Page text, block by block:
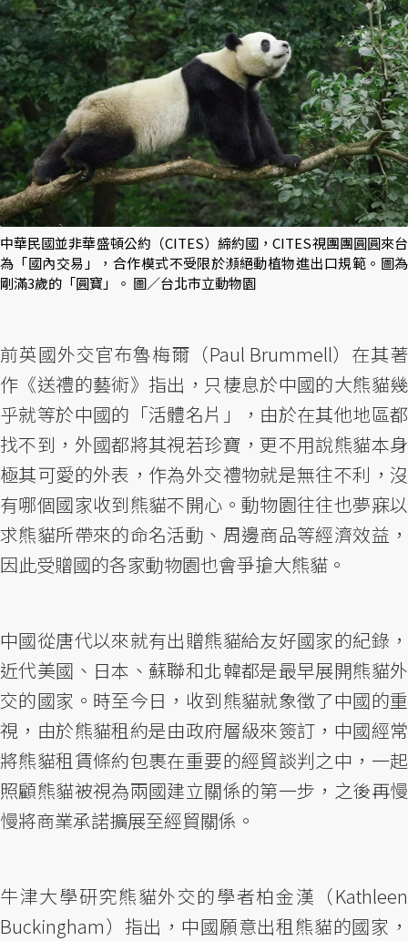
中華民國並非華盛頓公約（CITES）締約國，CITES視團團圓圓來台
為「國內交易」，合作模式不受限於瀕絕動植物進出口規範。圖為
剛滿3歲的「圓寶」。 圖／台北市立動物園
前英國外交官布魯梅爾（Paul Brummell）在其著
作《送禮的藝術》指出，只棲息於中國的大熊貓幾
乎就等於中國的「活體名片」，由於在其他地區都
找不到，外國都將其視若珍寶，更不用說熊貓本身
極其可愛的外表，作為外交禮物就是無往不利，沒
有哪個國家收到熊貓不開心。動物園往往也夢寐以
求熊貓所帶來的命名活動、周邊商品等經濟效益，
因此受贈國的各家動物園也會爭搶大熊貓。
中國從唐代以來就有出贈熊貓給友好國家的紀錄，
近代美國、日本、蘇聯和北韓都是最早展開熊貓外
交的國家。時至今日，收到熊貓就象徵了中國的重
視，由於熊貓租約是由政府層級來簽訂，中國經常
將熊貓租賃條約包裹在重要的經貿談判之中，一起
照顧熊貓被視為兩國建立關係的第一步，之後再慢
慢將商業承諾擴展至經貿關係。
牛津大學研究熊貓外交的學者柏金漢（Kathleen
Buckingham）指出，中國願意出租熊貓的國家，